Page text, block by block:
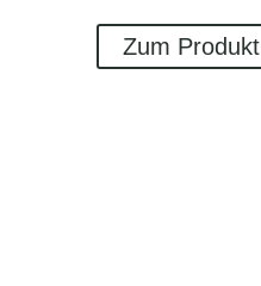
Zum Produkt